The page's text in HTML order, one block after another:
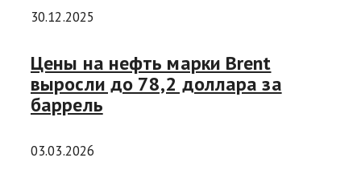
30.12.2025
Цены на нефть марки Brent
выросли до 78,2 доллара за
баррель
03.03.2026